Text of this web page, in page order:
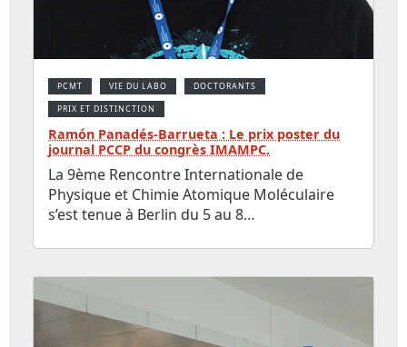
PCMT VIE DU LABO DOCTORANTS
PRIX ET DISTINCTION
Ramón Panadés-Barrueta : Le prix poster du
journal PCCP du congrès IMAMPC.
La 9ème Rencontre Internationale de
Physique et Chimie Atomique Moléculaire
s’est tenue à Berlin du 5 au 8…